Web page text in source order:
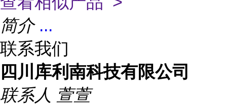
简介 ...
联系我们
四川库利南科技有限公司
联系人 萱萱